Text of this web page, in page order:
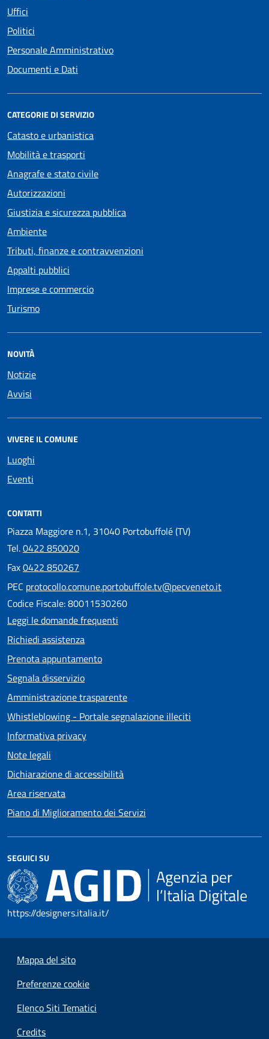
Uffici
Politici
Personale Amministrativo
Documenti e Dati
CATEGORIE DI SERVIZIO
Catasto e urbanistica
Mobilità e trasporti
Anagrafe e stato civile
Autorizzazioni
Giustizia e sicurezza pubblica
Ambiente
Tributi, finanze e contravvenzioni
Appalti pubblici
Imprese e commercio
Turismo
NOVITÀ
Notizie
Avvisi
VIVERE IL COMUNE
Luoghi
Eventi
CONTATTI
Piazza Maggiore n.1, 31040 Portobuffolé (TV)
Tel.0422 850020
Fax0422 850267
PEC protocollo.comune.portobuffole.tv@pecveneto.it
Codice Fiscale: 80011530260
Leggi le domande frequenti
Richiedi assistenza
Prenota appuntamento
Segnala disservizio
Amministrazione trasparente
Whistleblowing - Portale segnalazione illeciti
Informativa privacy
Note legali
Dichiarazione di accessibilità
Area riservata
Piano di Miglioramento dei Servizi
SEGUICI SU
https://designers.italia.it/
Mappa del sito
Preferenze cookie
Elenco Siti Tematici
Credits